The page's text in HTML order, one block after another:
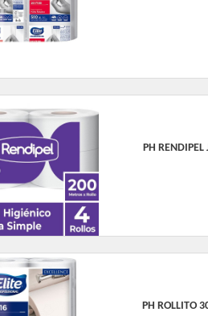
PH
PH ROLLITO